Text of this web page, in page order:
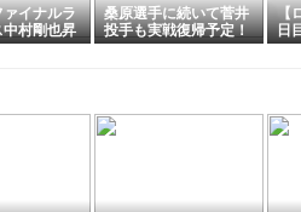
イナルラ
村剛也昇
桑原選手に続いて菅井
投手も実戦復帰予定！
終盤戦のチームを支え
【
日
月